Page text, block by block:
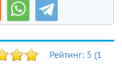
Рейтинг: 5 (1